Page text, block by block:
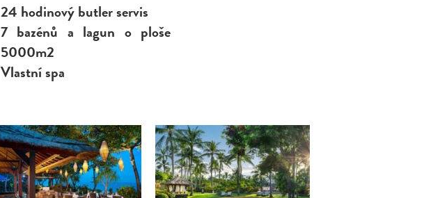
24 hodinový butler servis
7 bazénů a lagun o ploše
5000m2
Vlastní spa